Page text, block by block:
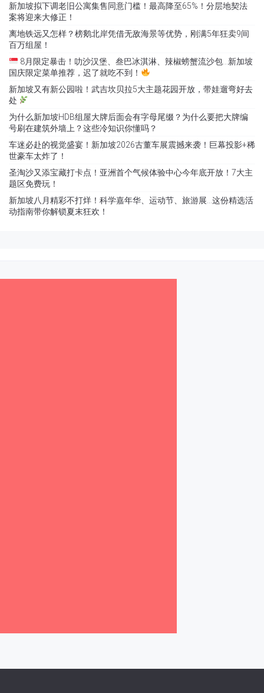
新加坡拟下调老旧公寓集售同意门槛！最高降至65%！分层地契法
案将迎来大修正！
离地铁远又怎样？榜鹅北岸凭借无敌海景等优势，刚满5年狂卖9间
百万组屋！
8月限定暴击！叻沙汉堡、叁巴冰淇淋、辣椒螃蟹流沙包…新加坡
国庆限定菜单推荐，迟了就吃不到！
新加坡又有新公园啦！武吉坎贝拉5大主题花园开放，带娃遛弯好去
处
为什么新加坡HDB组屋大牌后面会有字母尾缀？为什么要把大牌编
号刷在建筑外墙上？这些冷知识你懂吗？
车迷必赴的视觉盛宴！新加坡2026古董车展震撼来袭！巨幕投影+稀
世豪车太炸了！
圣淘沙又添宝藏打卡点！亚洲首个气候体验中心今年底开放！7大主
题区免费玩！
新加坡八月精彩不打烊！科学嘉年华、运动节、旅游展…这份精选活
动指南带你解锁夏末狂欢！